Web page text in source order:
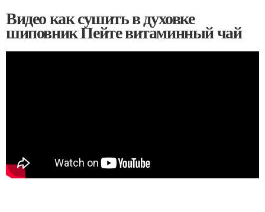
Видео как сушить в духовке
шиповник Пейте витаминный чай